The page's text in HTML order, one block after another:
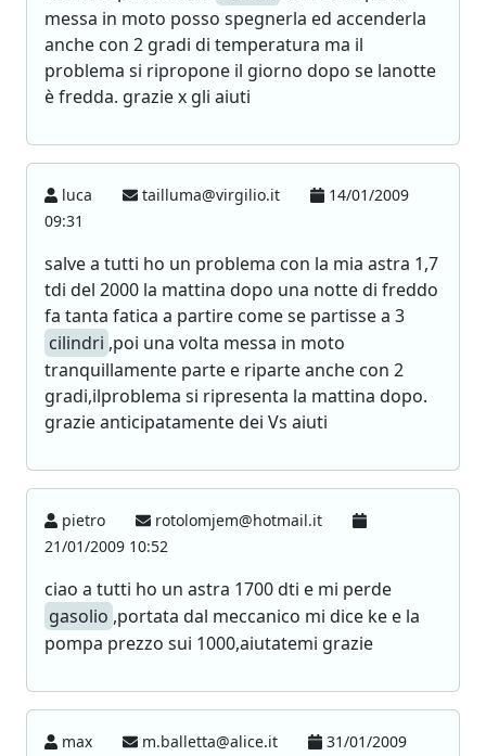
messa in moto posso spegnerla ed accenderla
anche con 2 gradi di temperatura ma il
problema si ripropone il giorno dopo se lanotte
è fredda. grazie x gli aiuti
luca tailluma@virgilio.it
14/01/2009
09:31
salve a tutti ho un problema con la mia astra 1,7
tdi del 2000 la mattina dopo una notte di freddo
fa tanta fatica a partire come se partisse a 3
cilindri ,poi una volta messa in moto
tranquillamente parte e riparte anche con 2
gradi,ilproblema si ripresenta la mattina dopo.
grazie anticipatamente dei Vs aiuti
pietro
rotolomjem@hotmail.it
21/01/2009 10:52
ciao a tutti ho un astra 1700 dti e mi perde
gasolio ,portata dal meccanico mi dice ke e la
pompa prezzo sui 1000,aiutatemi grazie
max m.balletta@alice.it
31/01/2009